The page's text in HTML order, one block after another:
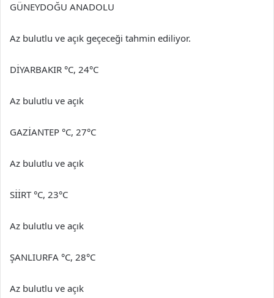
GÜNEYDOĞU ANADOLU
Az bulutlu ve açık geçeceği tahmin ediliyor.
DİYARBAKIR °C, 24°C
Az bulutlu ve açık
GAZİANTEP °C, 27°C
Az bulutlu ve açık
SİİRT °C, 23°C
Az bulutlu ve açık
ŞANLIURFA °C, 28°C
Az bulutlu ve açık